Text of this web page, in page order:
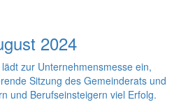
2024
zur Unternehmensmesse ein,
Sitzung des Gemeinderats und
und Berufseinsteigern viel Erfolg.